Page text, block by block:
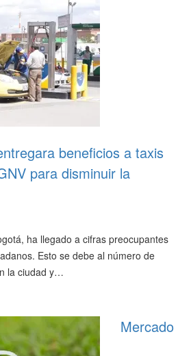
beneficios a taxis
para disminuir la
ha llegado a cifras preocupantes
Esto se debe al número de
la ciudad y…
Mercado